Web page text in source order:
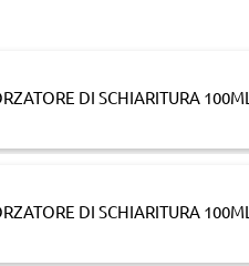
DI SCHIARITURA 100ML
DI SCHIARITURA 100ML